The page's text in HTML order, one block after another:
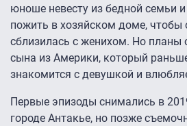
юноше невесту из бедной семьи
пожить в хозяйском доме, чтобы
сблизилась с женихом. Но планы
сына из Америки, который
знакомится с девушкой и
Первые эпизоды снимались в
городе Антакье, но позже